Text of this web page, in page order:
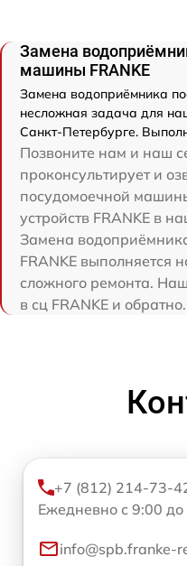
Замена
машины FRANKE
Замена водоприёмника
несложная задача для
Санкт-Петербурге.
Позвоните нам и наш
проконсультирует и
посудомоечной
устройств FRANKE в
Замена
FRANKE выполняется
сложного ремонта.
в сц FRANKE и обратно.
+7 (812) 214-73-
Ежедневно с 9:00
info@spb.franke-